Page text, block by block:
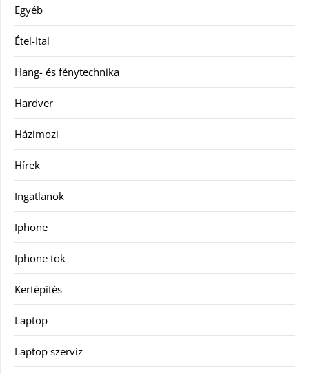
Egyéb
Étel-Ital
Hang- és fénytechnika
Hardver
Házimozi
Hírek
Ingatlanok
Iphone
Iphone tok
Kertépítés
Laptop
Laptop szerviz